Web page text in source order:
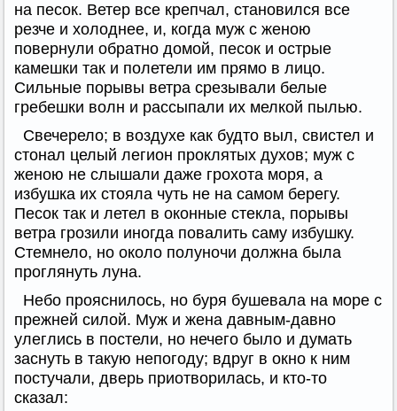
на песок. Ветер все крепчал, становился все
резче и холоднее, и, когда муж с женою
повернули обратно домой, песок и острые
камешки так и полетели им прямо в лицо.
Сильные порывы ветра срезывали белые
гребешки волн и рассыпали их мелкой пылью.
Свечерело; в воздухе как будто выл, свистел и
стонал целый легион проклятых духов; муж с
женою не слышали даже грохота моря, а
избушка их стояла чуть не на самом берегу.
Песок так и летел в оконные стекла, порывы
ветра грозили иногда повалить саму избушку.
Стемнело, но около полуночи должна была
проглянуть луна.
Небо прояснилось, но буря бушевала на море с
прежней силой. Муж и жена давным-давно
улеглись в постели, но нечего было и думать
заснуть в такую непогоду; вдруг в окно к ним
постучали, дверь приотворилась, и кто-то
сказал: